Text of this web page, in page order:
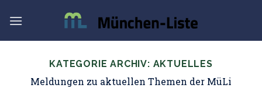
KATEGORIE ARCHIV: AKTUELLES
Meldungen zu aktuellen Themen der MüLi